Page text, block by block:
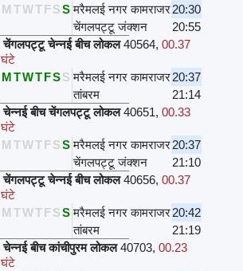
M TWTFSS मरैमलई नगर कामराजर20:30
चेंगलपट्टू जंक्शन
20:55
चेंगलपट्टू चेन्नई बीच लोकल 40564,00.37
घंटे
MTWTFSS मरैमलई नगर कामराजर20:37
तांबरम
21:14
चेन्नई बीच चेंगलपट्टू लोकल 40651,00.33
घंटे
M TWTFSS मरैमलई नगर कामराजर20:37
चेंगलपट्टू जंक्शन
21:10
चेंगलपट्टू चेन्नई बीच लोकल 40656,00.37
घंटे
M TWTFSS मरैमलई नगर कामराजर20:42
तांबरम
21:19
चेन्नई बीच कांचीपुरम लोकल 40703,00.23
घंटे